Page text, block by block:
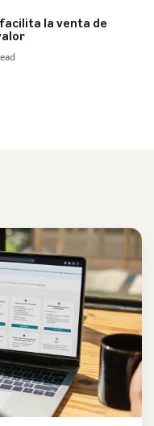
facilita la venta de